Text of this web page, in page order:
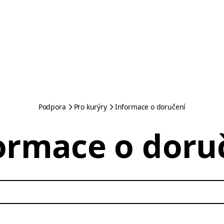
Podpora Pro kurýry Informace o doručení
o